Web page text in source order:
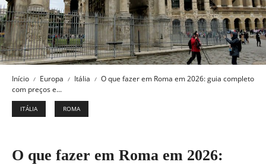
Início Europa Itália
O que fazer em Roma em 2026: guia completo
com preços e...
ITÁLIA ROMA
O que fazer em Roma em 2026: